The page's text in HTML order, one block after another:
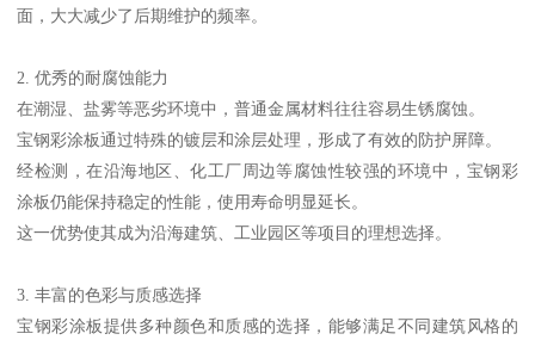
面，大大减少了后期维护的频率。
2. 优秀的耐腐蚀能力
在潮湿、盐雾等恶劣环境中，普通金属材料往往容易生锈腐蚀。
宝钢彩涂板通过特殊的镀层和涂层处理，形成了有效的防护屏障。
经检测，在沿海地区、化工厂周边等腐蚀性较强的环境中，宝钢彩
涂板仍能保持稳定的性能，使用寿命明显延长。
这一优势使其成为沿海建筑、工业园区等项目的理想选择。
3. 丰富的色彩与质感选择
宝钢彩涂板提供多种颜色和质感的选择，能够满足不同建筑风格的